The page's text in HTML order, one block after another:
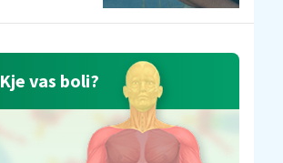
Kje vas boli?